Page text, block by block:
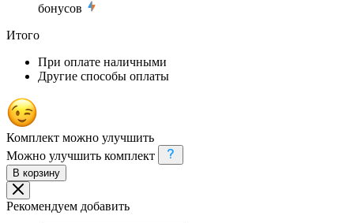
бонусов
Итого
При оплате наличными
Другие способы оплаты
Комплект можно улучшить
Можно улучшить комплект
В корзину
Рекомендуем добавить